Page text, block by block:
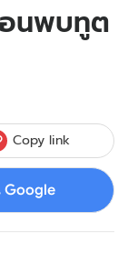
นพบทูต
Copy link
Google